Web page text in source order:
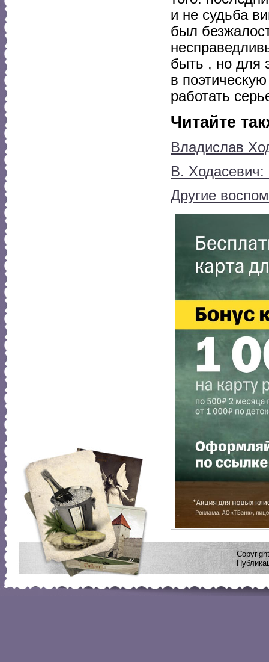
и не судьба
был
быть , но для
в
работать
Читайте
Владислав
В. Ходасевич:
Другие